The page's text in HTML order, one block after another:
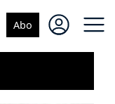
Abo